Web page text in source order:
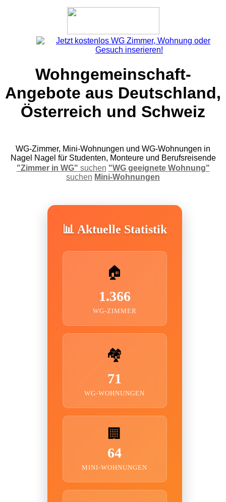
Wohngemeinschaft-
Angebote aus Deutschland,
Österreich und Schweiz
WG-Zimmer, Mini-Wohnungen und WG-Wohnungen in
Nagel Nagel für Studenten, Monteure und Berufsreisende
"Zimmer in WG" suchen "WG geeignete Wohnung"
suchen Mini-Wohnungen
📊 Aktuelle Statistik
🏠
1.366
WG-ZIMMER
🏘️
71
WG-WOHNUNGEN
🏢
64
MINI-WOHNUNGEN